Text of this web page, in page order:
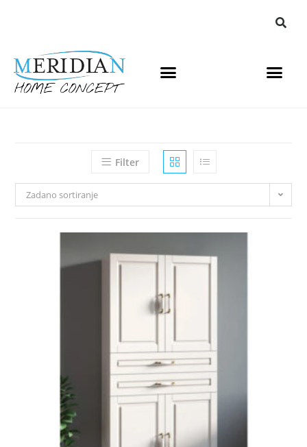
Filter
Zadano sortiranje